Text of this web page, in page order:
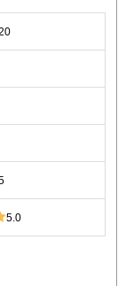
5.0